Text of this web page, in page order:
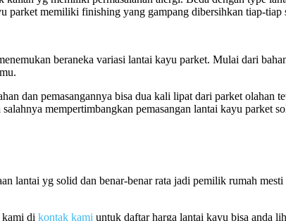
parket memiliki finishing yang gampang dibersihkan tiap-tiap
beraneka variasi lantai kayu parket. Mulai dari
dan pemasangannya bisa dua kali lipat dari parket
mempertimbangkan pemasangan lantai kayu parket
lantai yg solid dan benar-benar rata jadi pemilik rumah
kami di kontak kami untuk daftar harga lantai kayu bisa anda